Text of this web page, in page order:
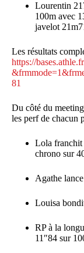
Lourentin
100m avec
javelot
Les résultats
https://
81
Du côté du
les perf de chacun
Lola franchit
chrono sur
Agathe
Louisa
RP à la
11″84 sur